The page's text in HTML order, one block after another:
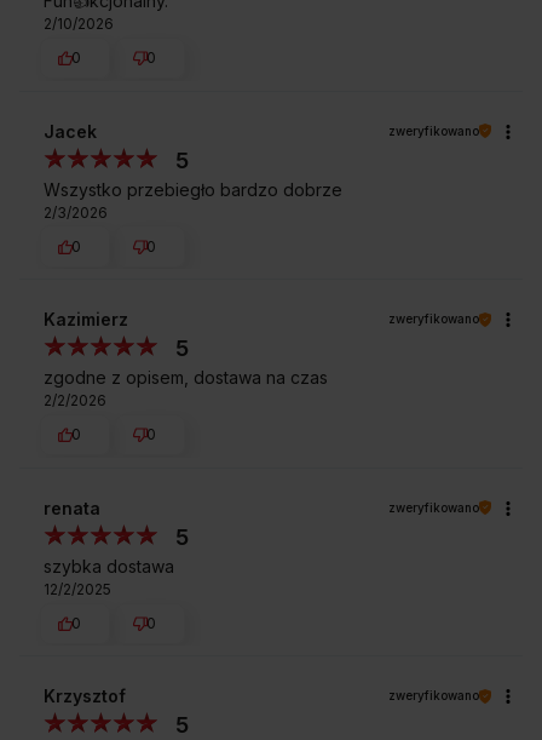
2/10/2026
0
0
Jacek zweryfikowano
5
Wszystko przebiegło bardzo dobrze
2/3/2026
0
0
Kazimierz zweryfikowano
5
zgodne z opisem, dostawa na czas
2/2/2026
0
0
renata zweryfikowano
5
szybka dostawa
12/2/2025
0
0
Krzysztof zweryfikowano
5